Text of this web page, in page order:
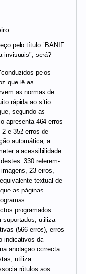
pelo título "BANIF
invisuais", será?
pelos
que lê as
as normas de
rápida ao sítio
segundo as
apresenta 464 erros
2 e 352 erros de
automática, a
a acessibilidade
330 referem-
23 erros,
textual de
as páginas
programados
suportados, utiliza
(566 erros), erros
indicativos da
anotação correcta
utiliza
rótulos aos